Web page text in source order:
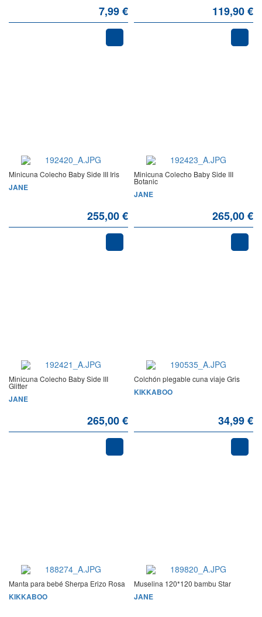
7,99 € 119,90 €
Minicuna Colecho Baby Side III Iris
JANE
255,00 €
Minicuna Colecho Baby Side III
Botanic
JANE
265,00 €
Minicuna Colecho Baby Side III
Glitter
JANE
265,00 €
Colchón plegable cuna viaje Gris
KIKKABOO
34,99 €
Manta para bebé Sherpa Erizo Rosa
KIKKABOO
Muselina 120*120 bambu Star
JANE